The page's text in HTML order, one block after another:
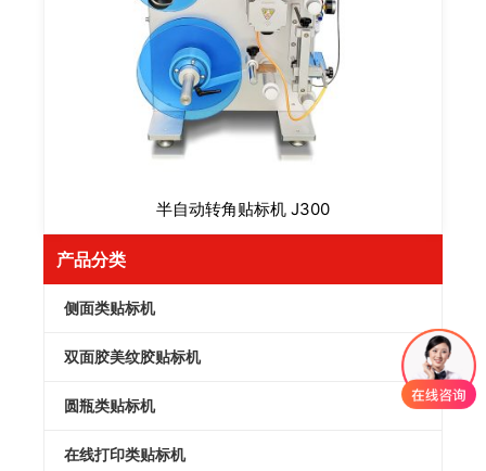
产品分类
侧面类贴标机
双面胶美纹胶贴标机
圆瓶类贴标机
在线打印类贴标机
半自动转角贴标机 J300